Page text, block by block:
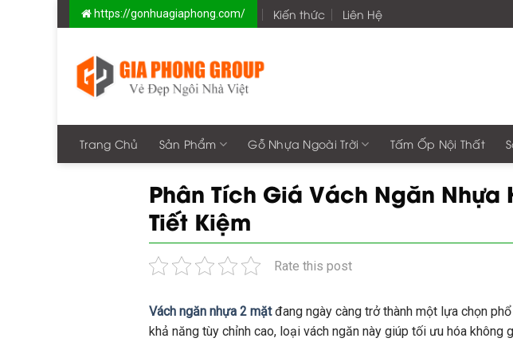
to
https://gonhuagiaphong.com/ Kiến thức Liên Hệ
Trang Chủ Sản Phẩm Gỗ Nhựa Ngoài Trời Tấm Ốp Nội Thất
Phân Tích Giá Vách Ngăn Nhựa
Tiết Kiệm
Rate this post
Vách ngăn nhựa 2 mặt đang ngày càng trở thành một lựa chọn
khả năng tùy chỉnh cao, loại vách ngăn này giúp tối ưu hóa không